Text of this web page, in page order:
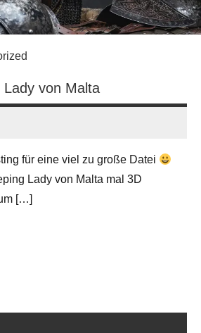
Lady von Malta
für eine viel zu große Datei
Lady von Malta mal 3D
[…]